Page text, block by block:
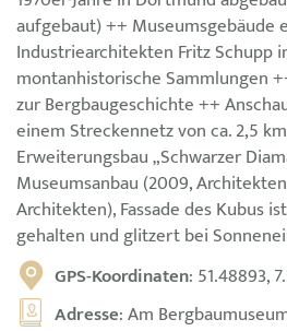
aufgebaut) ++ Museumsgebäude
Industriearchitekten Fritz Schupp
montanhistorische Sammlungen
zur Bergbaugeschichte ++
einem Streckennetz von ca. 2,5
Erweiterungsbau „Schwarzer
Museumsanbau (2009,
Architekten), Fassade des Kubus
gehalten und glitzert bei
GPS-Koordinaten: 51.48893,
Adresse: Am